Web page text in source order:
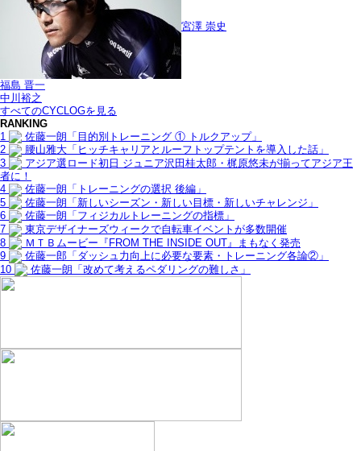
宮澤 崇史
福島 晋一
中川裕之
すべてのCYCLOGを見る
RANKING
1
佐藤一朗「目的別トレーニング ① トルクアップ」
2
腰山雅大「ヒッチキャリアとルーフトップテントを導入した話」
3
アジア選ロード初日 ジュニア沢田桂太郎・梶原悠未が揃ってアジア王
者に！
4
佐藤一朗「トレーニングの選択 後編」
5
佐藤一朗「新しいシーズン・新しい目標・新しいチャレンジ」
6
佐藤一朗「フィジカルトレーニングの指標」
7
東京デザイナーズウィークで自転車イベントが多数開催
8
ＭＴＢムービー『FROM THE INSIDE OUT』まもなく発売
9
佐藤一郎「ダッシュ力向上に必要な要素・トレーニング各論②」
10
佐藤一朗「改めて考えるペダリングの難しさ」